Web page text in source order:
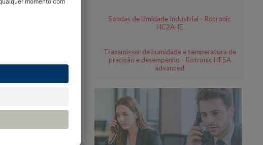
fixas.
transmitir
de processos
esses dados
Sondas de Umidade Industrial - Rotronic
HC2A-IE
Transmissor de humidade e temperatura de
precisão e desempenho - Rotronic HF5A
advanced